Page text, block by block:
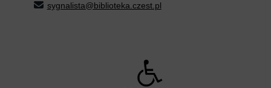
sygnalista@biblioteka.czest.pl